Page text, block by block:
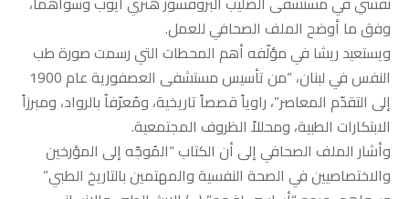
وفق ما أوضح الملف الصحافي للعمل.
ويستعيد ريشا في مؤلّفه أهم المحطات التي رسمت صورة طب
النفس في لبنان، “من تأسيس مستشفى العصفورية عام 1900
إلى التقدّم المعاصر”، راوياً قصصاً تاريخية، ومُعرّفاُ بالرواد، ومبرزاً
الابتكارات الطبية، ومحللاً الظروف المجتمعية.
وأشار الملف الصحافي إلى أن الكتاب “المُوجّه إلى المؤرخين
والاختصاصيين في الصحة النفسية والمهتمين بالتاريخ الطبي”